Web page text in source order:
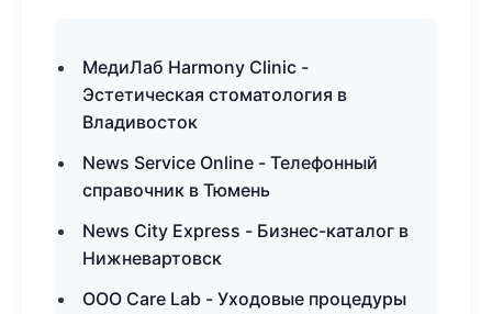
МедиЛаб Harmony Clinic -
Эстетическая стоматология в
Владивосток
News Service Online - Телефонный
справочник в Тюмень
News City Express - Бизнес-каталог в
Нижневартовск
ООО Care Lab - Уходовые процедуры